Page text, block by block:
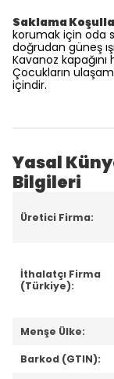
Saklama
korumak için oda
doğrudan güneş
Kavanoz kapağını
Çocukların
içindir.
Yasal
Bilgileri
Üretici Firma:
İthalatçı Firma
(Türkiye):
Menşe Ülke:
Barkod (GTIN):